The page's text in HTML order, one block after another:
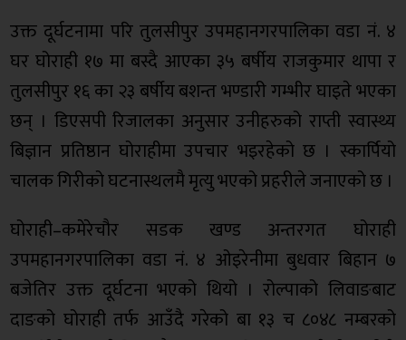
उक्त दूर्घटनामा परि तुलसीपुर उपमहानगरपालिका वडा नं. ४
घर घोराही १७ मा बस्दै आएका ३५ बर्षीय राजकुमार थापा र
तुलसीपुर १६ का २३ बर्षीय बशन्त भण्डारी गम्भीर घाइते भएका
छन् । डिएसपी रिजालका अनुसार उनीहरुको राप्ती स्वास्थ्य
बिज्ञान प्रतिष्ठान घोराहीमा उपचार भइरहेको छ । स्कार्पियो
चालक गिरीको घटनास्थलमै मृत्यु भएको प्रहरीले जनाएको छ ।
घोराही–कमेरेचौर सडक खण्ड अन्तरगत घोराही
उपमहानगरपालिका वडा नं. ४ ओइरेनीमा बुधवार बिहान ७
बजेतिर उक्त दूर्घटना भएको थियो । रोल्पाको लिवाङबाट
दाङको घोराही तर्फ आउँदै गरेको बा १३ च ८०४८ नम्बरको